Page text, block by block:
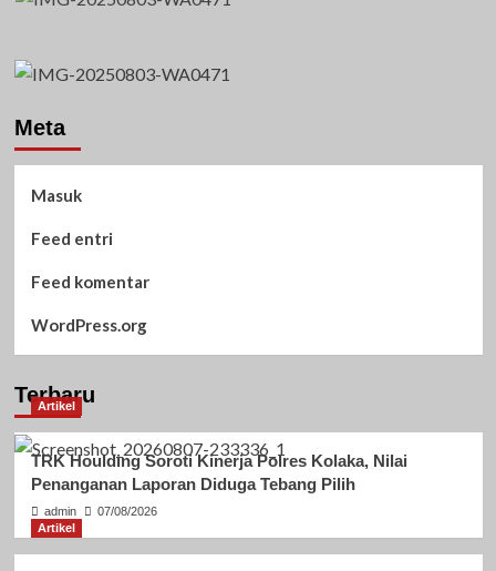
Meta
Masuk
Feed entri
Feed komentar
WordPress.org
Terbaru
Artikel
TRK Houlding Soroti Kinerja Polres Kolaka, Nilai
Penanganan Laporan Diduga Tebang Pilih
admin
07/08/2026
Artikel